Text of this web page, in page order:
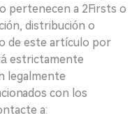
pertenecen a 2Firsts o
distribución o
de este artículo por
estrictamente
legalmente
con los
a: